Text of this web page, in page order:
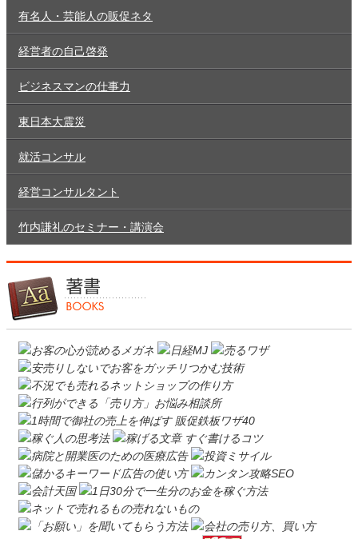
有名人・芸能人の販促ネタ
経営者の自己啓発
ビジネスマンの仕事力
東日本大震災
就活コンサル
経営コンサルタント
竹内謙礼のセミナー・講演会